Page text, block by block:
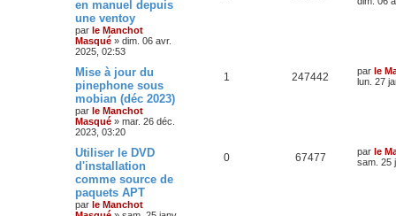
en manuel depuis
une ventoy
par le Manchot
Masqué » dim. 06 avr.
2025, 02:53
Mise à jour du
pinephone sous
mobian (déc 2023)
par le Manchot
Masqué » mar. 26 déc.
2023, 03:20
1 247442 par le
lun. 27
Utiliser le DVD
d'installation
comme source de
paquets APT
par le Manchot
0 67477 par le
sam. 25